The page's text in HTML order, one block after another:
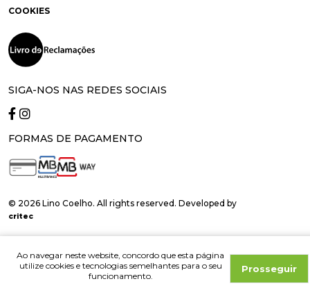
Ao navegar neste website, concordo que esta página
utilize cookies e tecnologias semelhantes para o seu
funcionamento.
Prosseguir
COOKIES
SIGA-NOS NAS REDES SOCIAIS
FORMAS DE PAGAMENTO
© 2026 Lino Coelho. All rights reserved. Developed by
critec